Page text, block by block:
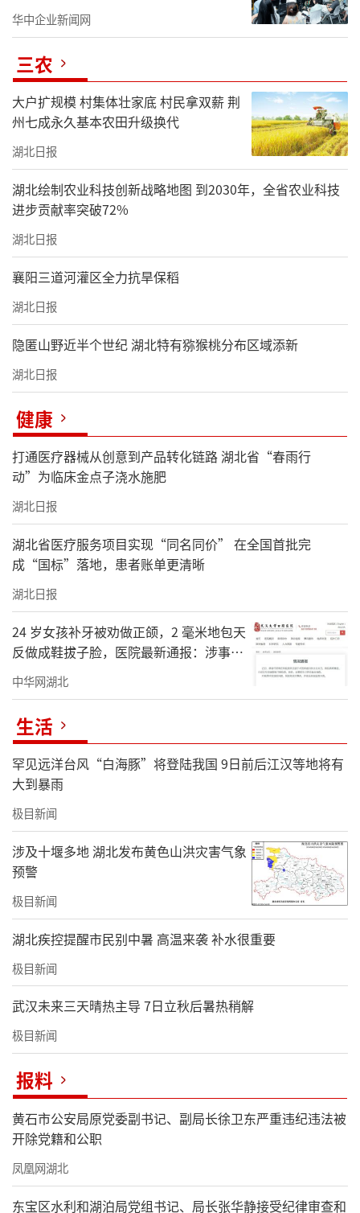
华中企业新闻网
三农
大户扩规模 村集体壮家底 村民拿双薪 荆
州七成永久基本农田升级换代
湖北日报
湖北绘制农业科技创新战略地图 到2030年，全省农业科技
进步贡献率突破72%
湖北日报
襄阳三道河灌区全力抗旱保稻
湖北日报
隐匿山野近半个世纪 湖北特有猕猴桃分布区域添新
湖北日报
健康
打通医疗器械从创意到产品转化链路 湖北省“春雨行
动”为临床金点子浇水施肥
湖北日报
湖北省医疗服务项目实现“同名同价” 在全国首批完
成“国标”落地，患者账单更清晰
湖北日报
24 岁女孩补牙被劝做正颌，2 毫米地包天
反做成鞋拔子脸，医院最新通报：涉事医
生停诊调查
中华网湖北
生活
罕见远洋台风“白海豚”将登陆我国 9日前后江汉等地将有
大到暴雨
极目新闻
涉及十堰多地 湖北发布黄色山洪灾害气象
预警
极目新闻
湖北疾控提醒市民别中暑 高温来袭 补水很重要
极目新闻
武汉未来三天晴热主导 7日立秋后暑热稍解
极目新闻
报料
黄石市公安局原党委副书记、副局长徐卫东严重违纪违法被
开除党籍和公职
凤凰网湖北
东宝区水利和湖泊局党组书记、局长张华静接受纪律审查和